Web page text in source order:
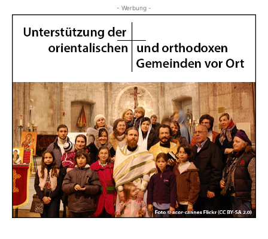
- Werbung -